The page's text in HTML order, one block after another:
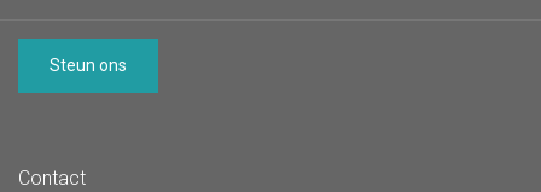
Steun ons
Contact